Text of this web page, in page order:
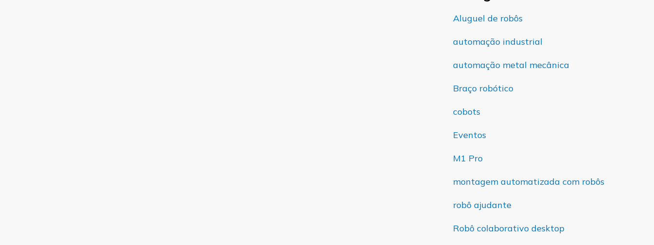
Aluguel de robôs
automação industrial
automação metal mecânica
Braço robótico
cobots
Eventos
M1 Pro
montagem automatizada com robôs
robô ajudante
Robô colaborativo desktop